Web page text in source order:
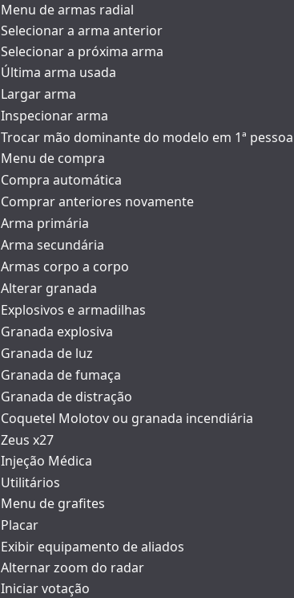
Menu de armas radial
Selecionar a arma anterior
Selecionar a próxima arma
Última arma usada
Largar arma
Inspecionar arma
Trocar mão dominante do modelo em 1ª pessoa
Menu de compra
Compra automática
Comprar anteriores novamente
Arma primária
Arma secundária
Armas corpo a corpo
Alterar granada
Explosivos e armadilhas
Granada explosiva
Granada de luz
Granada de fumaça
Granada de distração
Coquetel Molotov ou granada incendiária
Zeus x27
Injeção Médica
Utilitários
Menu de grafites
Placar
Exibir equipamento de aliados
Alternar zoom do radar
Iniciar votação